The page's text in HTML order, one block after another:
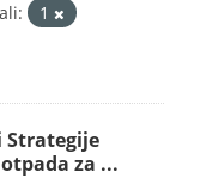
1
Strategije
za ...